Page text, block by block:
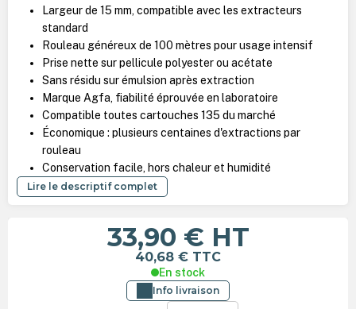
Largeur de 15 mm, compatible avec les extracteurs
standard
Rouleau généreux de 100 mètres pour usage intensif
Prise nette sur pellicule polyester ou acétate
Sans résidu sur émulsion après extraction
Marque Agfa, fiabilité éprouvée en laboratoire
Compatible toutes cartouches 135 du marché
Économique : plusieurs centaines d'extractions par
rouleau
Conservation facile, hors chaleur et humidité
Lire le descriptif complet
33,90 € HT
40,68 € TTC
En stock
Info livraison